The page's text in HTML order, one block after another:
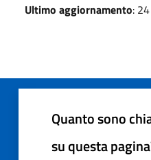
Ultimo aggiornamento:
Quanto sono
su questa